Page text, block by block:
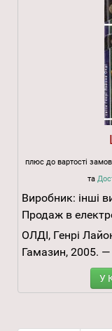
плюс до вартості
та
Виробник: інші
Продаж в
ОЛДІ, Генрі
Гамазин, 2005. —
У